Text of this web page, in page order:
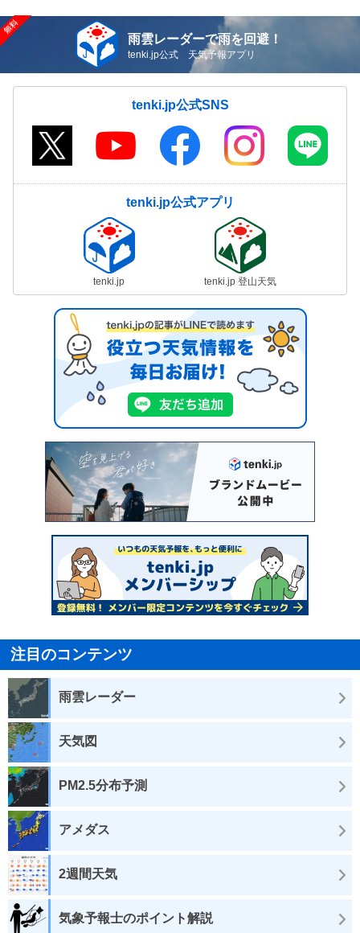
雨雲レーダーで雨を回避！
tenki.jp公式 天気予報アプリ
tenki.jp公式SNS
tenki.jp公式アプリ
tenki.jp tenki.jp 登山天気
注目のコンテンツ
雨雲レーダー
天気図
PM2.5分布予測
アメダス
2週間天気
気象予報士のポイント解説